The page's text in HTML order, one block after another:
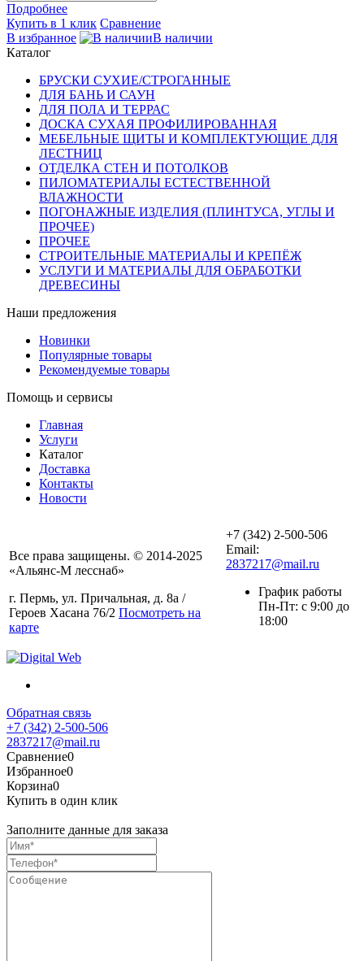
Подробнее
Купить в 1 клик Сравнение
В избранное
В наличии
Каталог
БРУСКИ СУХИЕ/СТРОГАННЫЕ
ДЛЯ БАНЬ И САУН
ДЛЯ ПОЛА И ТЕРРАС
ДОСКА СУХАЯ ПРОФИЛИРОВАННАЯ
МЕБЕЛЬНЫЕ ЩИТЫ И КОМПЛЕКТУЮЩИЕ ДЛЯ
ЛЕСТНИЦ
ОТДЕЛКА СТЕН И ПОТОЛКОВ
ПИЛОМАТЕРИАЛЫ ЕСТЕСТВЕННОЙ
ВЛАЖНОСТИ
ПОГОНАЖНЫЕ ИЗДЕЛИЯ (ПЛИНТУСА, УГЛЫ И
ПРОЧЕЕ)
ПРОЧЕЕ
СТРОИТЕЛЬНЫЕ МАТЕРИАЛЫ И КРЕПЁЖ
УСЛУГИ И МАТЕРИАЛЫ ДЛЯ ОБРАБОТКИ
ДРЕВЕСИНЫ
Наши предложения
Новинки
Популярные товары
Рекомендуемые товары
Помощь и сервисы
Главная
Услуги
Каталог
Доставка
Контакты
Новости
Все права защищены. © 2014-2025
«Альянс-М лесснаб»
г. Пермь, ул. Причальная, д. 8а /
Героев Хасана 76/2 Посмотреть на
карте
+7 (342) 2-500-506
Email:
2837217@mail.ru
График работы
Пн-Пт: с 9:00 до
18:00
Обратная связь
+7 (342) 2-500-506
2837217@mail.ru
Сравнение0
Избранное0
Корзина0
Купить в один клик
Заполните данные для заказа